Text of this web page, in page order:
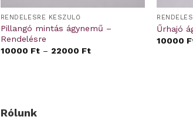
RENDELÉSRE KÉSZÜLŐ
Pillangó mintás ágynemű –
Rendelésre
10000 Ft– 22000 Ft
Űrhajó
10000
Rólunk